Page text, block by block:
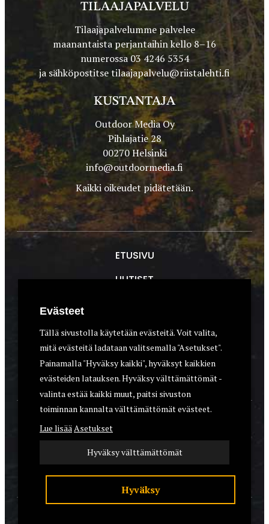
TILAAJAPALVELU
Tilaajapalvelumme palvelee
maanantaista perjantaihin kello 8–16
numerossa 03 4246 5354
ja sähköpostitsetilaajapalvelu@riistalehti.fi
KUSTANTAJA
Outdoor Media Oy
Pihlajatie 28
00270 Helsinki
info@outdoormedia.fi
Kaikki oikeudet pidätetään.
ETUSIVU
UUTISET
ASEET & OPTIIKKA
VARUSTEET
KOIRAT
YHTEYSTIEDOT
REKISTERISELOSTE
EVÄSTEET
Evästeet
Tällä sivustolla käytetään evästeitä. Voit valita,
mitä evästeitä ladataan valitsemalla "Asetukset".
Painamalla "Hyväksy kaikki", hyväksyt kaikkien
evästeiden latauksen. Hyväksy välttämättömät -
valinta estää kaikki muut, paitsi sivuston
toiminnan kannalta välttämättömät evästeet.
Lue lisääAsetukset
Hyväksy välttämättömät
Hyväksy